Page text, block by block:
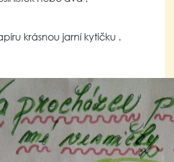
krásnou jarní kytičku .